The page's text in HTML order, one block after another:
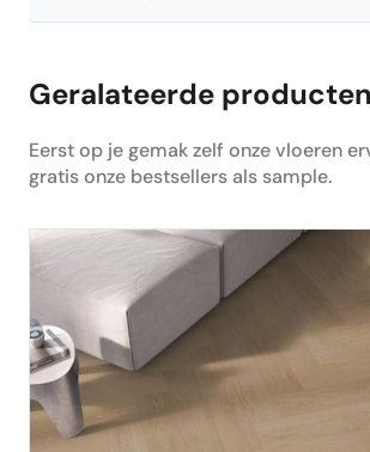
ervaren. Daarnaast, en dat is het
met de nieuwe PVC vloer! Hij is heel netjes
gelegd en is nu de absolute blikvanger in
weer mijn vloer bestellen via Floors
Company.
Geralateerde producten
Eerst op je gemak zelf onze vloeren
gratis onze bestsellers als sample.